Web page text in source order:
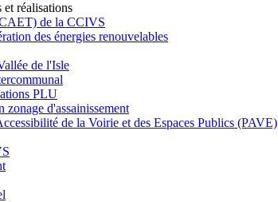
et réalisations
de la CCIVS
des énergies renouvelables
de l'Isle
PLU
zonage d'assainissement
de la Voirie et des Espaces Publics (PAVE)